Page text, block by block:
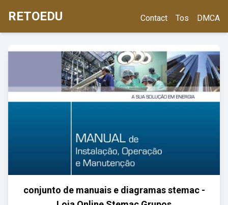
RETOEDU Contact Tos DMCA
conjunto de manuais e diagramas stemac -